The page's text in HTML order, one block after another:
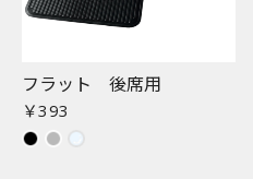
フラット 後席用
￥393